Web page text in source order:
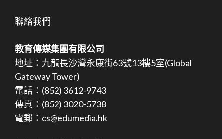
聯絡我們
教育傳媒集團有限公司
地址：九龍長沙灣永康街63號13樓5室(Global
Gateway Tower)
電話：(852) 3612-9743
傳真：(852) 3020-5738
電郵：cs@edumedia.hk